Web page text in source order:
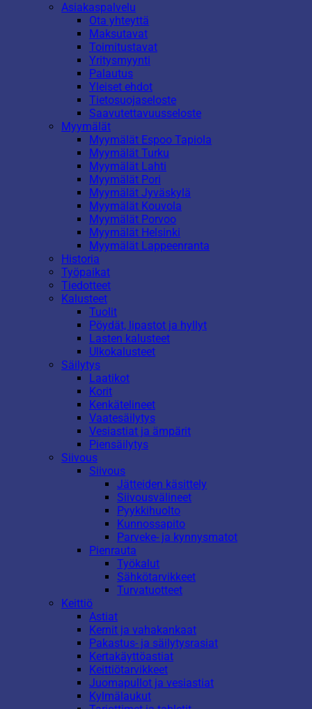
Asiakaspalvelu
Ota yhteyttä
Maksutavat
Toimitustavat
Yritysmyynti
Palautus
Yleiset ehdot
Tietosuojaseloste
Saavutettavuusseloste
Myymälät
Myymälät Espoo Tapiola
Myymälät Turku
Myymälät Lahti
Myymälät Pori
Myymälät Jyväskylä
Myymälät Kouvola
Myymälät Porvoo
Myymälät Helsinki
Myymälät Lappeenranta
Historia
Työpaikat
Tiedotteet
Kalusteet
Tuolit
Pöydät, lipastot ja hyllyt
Lasten kalusteet
Ulkokalusteet
Säilytys
Laatikot
Korit
Kenkätelineet
Vaatesäilytys
Vesiastiat ja ämpärit
Piensäilytys
Siivous
Siivous
Jätteiden käsittely
Siivousvälineet
Pyykkihuolto
Kunnossapito
Parveke- ja kynnysmatot
Pienrauta
Työkalut
Sähkötarvikkeet
Turvatuotteet
Keittiö
Astiat
Kernit ja vahakankaat
Pakastus- ja säilytysrasiat
Kertakäyttöastiat
Keittiötarvikkeet
Juomapullot ja vesiastiat
Kylmälaukut